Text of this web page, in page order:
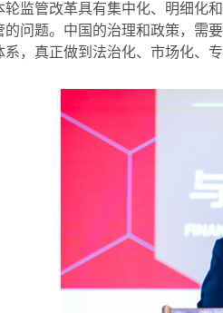
轮监管改革具有集中化、明细化
的问题。中国的治理和政策，需
系，真正做到法治化、市场化、